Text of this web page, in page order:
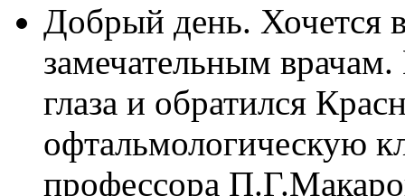
Добрый день. Хочется
замечательным
глаза и обратился
офтальмологическую
профессора